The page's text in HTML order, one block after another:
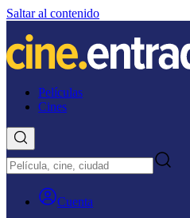
Saltar al contenido
Películas
Cines
Cuenta